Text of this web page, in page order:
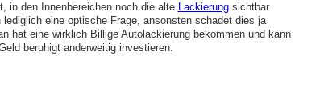
in den Innenbereichen noch die alte Lackierungsichtbar
eine optische Frage, ansonsten schadet dies ja
hat eine wirklich Billige Autolackierung bekommen und kann
beruhigt anderweitig investieren.